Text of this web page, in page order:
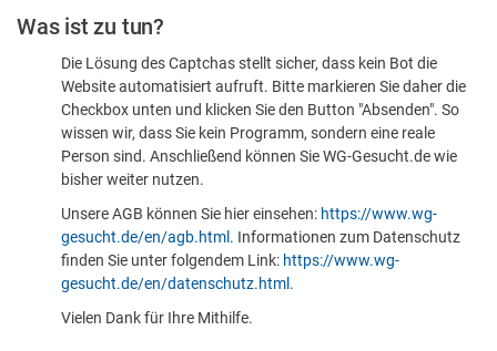
sind
Was ist zu tun?
Die Lösung des Captchas stellt sicher, dass kein Bot die
Website automatisiert aufruft. Bitte markieren Sie daher die
Checkbox unten und klicken Sie den Button "Absenden". So
wissen wir, dass Sie kein Programm, sondern eine reale
Person sind. Anschließend können Sie WG-Gesucht.de wie
bisher weiter nutzen.
Unsere AGB können Sie hier einsehen: https://www.wg-
gesucht.de/en/agb.html . Informationen zum Datenschutz
finden Sie unter folgendem Link: https://www.wg-
gesucht.de/en/datenschutz.html .
Vielen Dank für Ihre Mithilfe.